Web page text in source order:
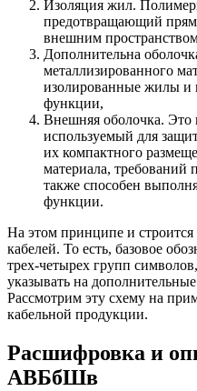
Изоляция жил.
предотвращающий
внешним
Дополнительна
металлизированного
изолированные жилы
функции,
Внешняя оболочка. Это
используемый для
их компактного
материала, требований
также способен
функции.
На этом принципе и
кабелей. То есть, базовое
трех-четырех групп
указывать на
Рассмотрим эту схему на
кабельной продукции.
Расшифровка и
АВБбШв